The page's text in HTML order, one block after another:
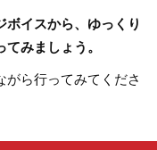
イスから、ゆっくり
みましょう。
ら行ってみてくださ